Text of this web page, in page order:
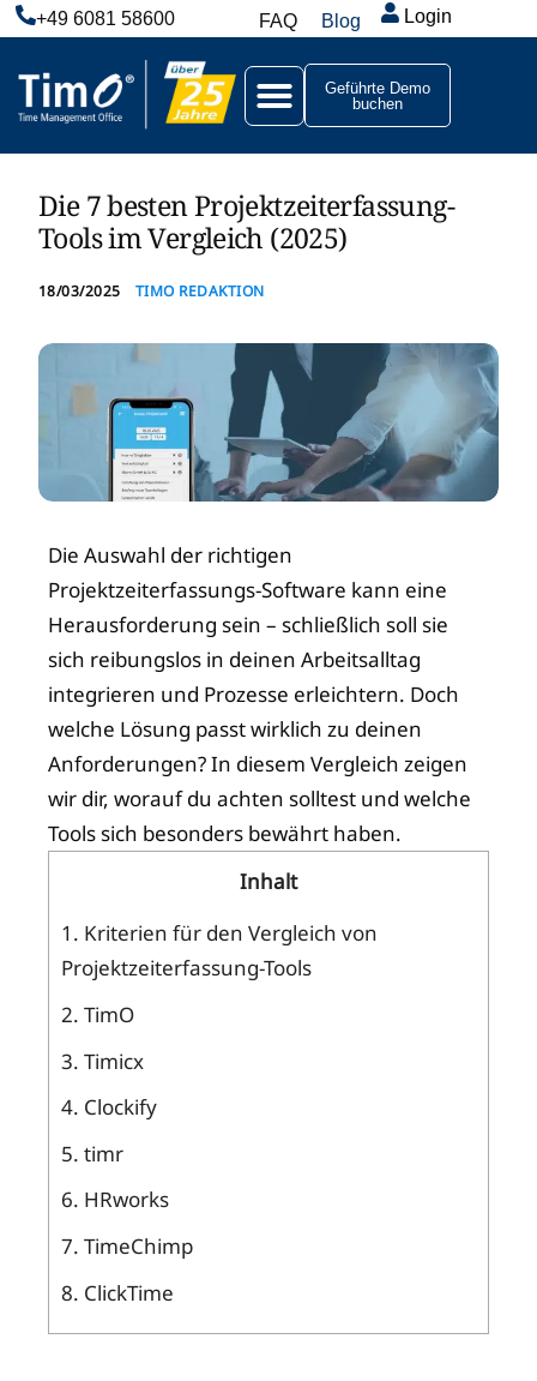
+49 6081 58600 FAQ Blog Login
Geführte Demo
buchen
Die 7 besten Projektzeiterfassung-
Tools im Vergleich (2025)
18/03/2025 TIMO REDAKTION
Die Auswahl der richtigen
Projektzeiterfassungs-Software kann eine
Herausforderung sein – schließlich soll sie
sich reibungslos in deinen Arbeitsalltag
integrieren und Prozesse erleichtern. Doch
welche Lösung passt wirklich zu deinen
Anforderungen? In diesem Vergleich zeigen
wir dir, worauf du achten solltest und welche
Tools sich besonders bewährt haben.
Inhalt
1. Kriterien für den Vergleich von
Projektzeiterfassung-Tools
2. TimO
3. Timicx
4. Clockify
5. timr
6. HRworks
7. TimeChimp
8. ClickTime